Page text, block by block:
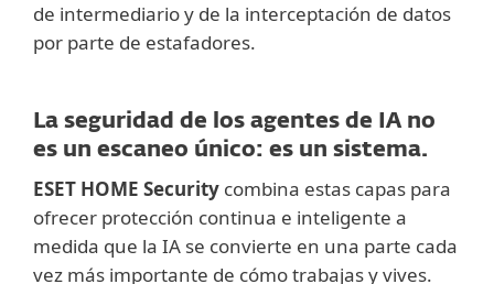
de intermediario y de la interceptación de datos
por parte de estafadores.
La seguridad de los agentes de IA no
es un escaneo único: es un sistema.
ESET HOME Security combina estas capas para
ofrecer protección continua e inteligente a
medida que la IA se convierte en una parte cada
vez más importante de cómo trabajas y vives.